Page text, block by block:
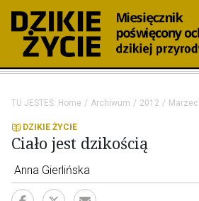
TU JESTEŚ: Home Archiwum 2012
DZIKIE ŻYCIE
Ciało jest dzikością
Anna Gierlińska